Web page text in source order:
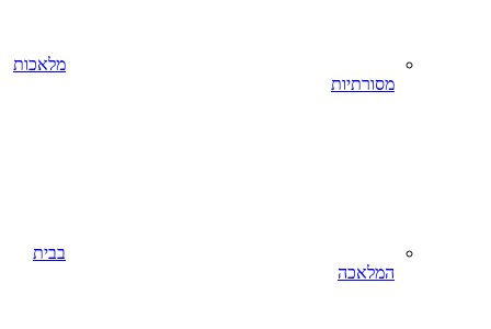
מלאכות
מסורתיות
בבית
המלאכה